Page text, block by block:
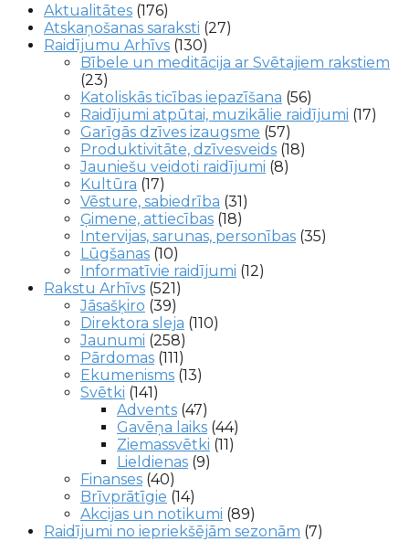
Aktualitātes (176)
Atskaņošanas saraksti (27)
Raidījumu Arhīvs (130)
Bībele un meditācija ar Svētajiem rakstiem
(23)
Katoliskās ticības iepazīšana (56)
Raidījumi atpūtai, muzikālie raidījumi (17)
Garīgās dzīves izaugsme (57)
Produktivitāte, dzīvesveids (18)
Jauniešu veidoti raidījumi (8)
Kultūra (17)
Vēsture, sabiedrība (31)
Ģimene, attiecības (18)
Intervijas, sarunas, personības (35)
Lūgšanas (10)
Informatīvie raidījumi (12)
Rakstu Arhīvs (521)
Jāsašķiro (39)
Direktora sleja (110)
Jaunumi (258)
Pārdomas (111)
Ekumenisms (13)
Svētki (141)
Advents (47)
Gavēņa laiks (44)
Ziemassvētki (11)
Lieldienas (9)
Finanses (40)
Brīvprātīgie (14)
Akcijas un notikumi (89)
Raidījumi no iepriekšējām sezonām (7)